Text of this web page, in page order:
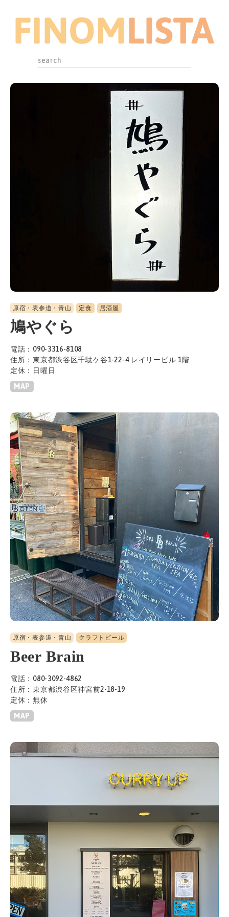
原宿・表参道・青山 定食 居酒屋
鳩やぐら
電話：090-3316-8108
住所：東京都渋谷区千駄ケ谷1-22-4 レイリービル 1階
定休：日曜日
MAP
原宿・表参道・青山 クラフトビール
Beer Brain
電話：080-3092-4862
住所：東京都渋谷区神宮前2-18-19
定休：無休
MAP